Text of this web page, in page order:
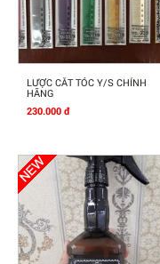
Mua Ngay
LƯỢC CẮT TÓC Y/S CHÍNH
HÃNG
230.000 đ